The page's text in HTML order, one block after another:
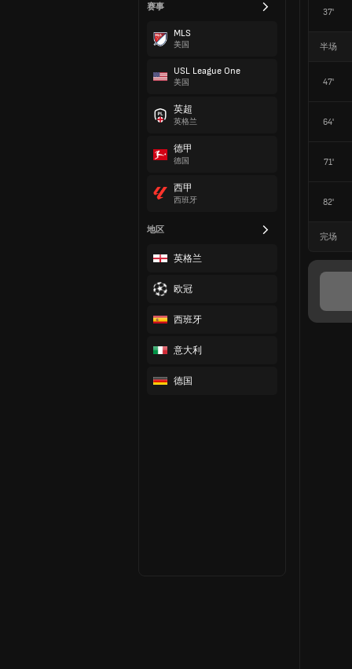
赛事
MLS
美国
USL League One
美国
英超
英格兰
德甲
德国
西甲
西班牙
地区
英格兰
欧冠
西班牙
意大利
德国
37'
半场
47'
64'
71'
82'
完场